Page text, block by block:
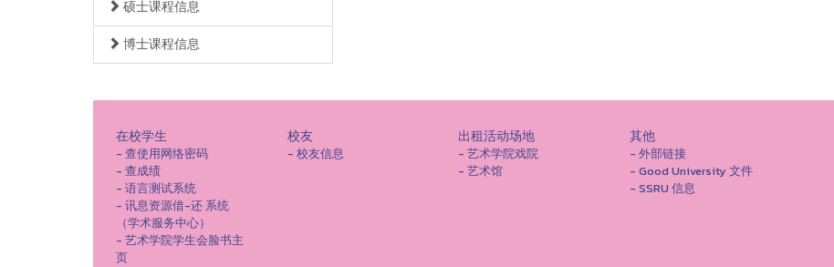
硕士课程信息
博士课程信息
在校学生
- 查使用网络密码
- 查成绩
- 语言测试系统
- 讯息资源借-还 系统
（学术服务中心）
- 艺术学院学生会脸书主
页
校友
- 校友信息
出租活动场地
- 艺术学院戏院
- 艺术馆
其他
- 外部链接
- Good University 文件
- SSRU 信息